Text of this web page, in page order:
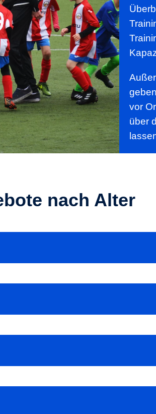
vor
über
nach Alter